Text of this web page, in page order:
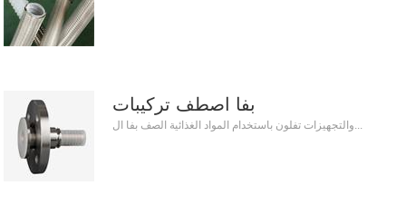
بفا اصطف تركيبات
والتجهيزات تفلون باستخدام المواد الغذائية الصف بفا ال...